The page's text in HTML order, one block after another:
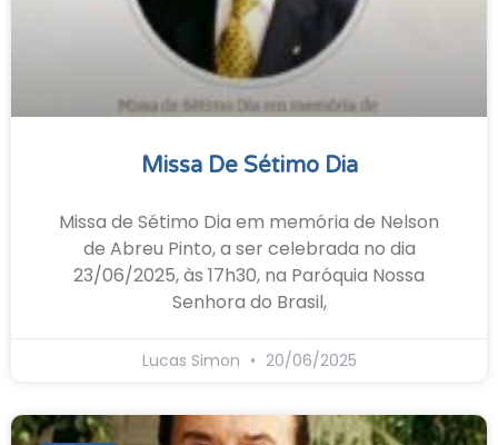
Missa De Sétimo Dia
Missa de Sétimo Dia em memória de Nelson
de Abreu Pinto, a ser celebrada no dia
23/06/2025, às 17h30, na Paróquia Nossa
Senhora do Brasil,
Lucas Simon 20/06/2025